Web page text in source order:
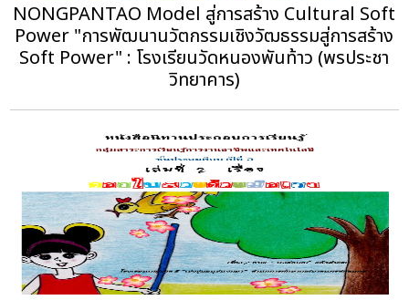
NONGPANTAO Model สู่การสร้าง Cultural Soft
Power "การพัฒนานวัตกรรมเชิงวัฒธรรมสู่การสร้าง
Soft Power" : โรงเรียนวัดหนองพันท้าว (พรประชา
วิทยาคาร)